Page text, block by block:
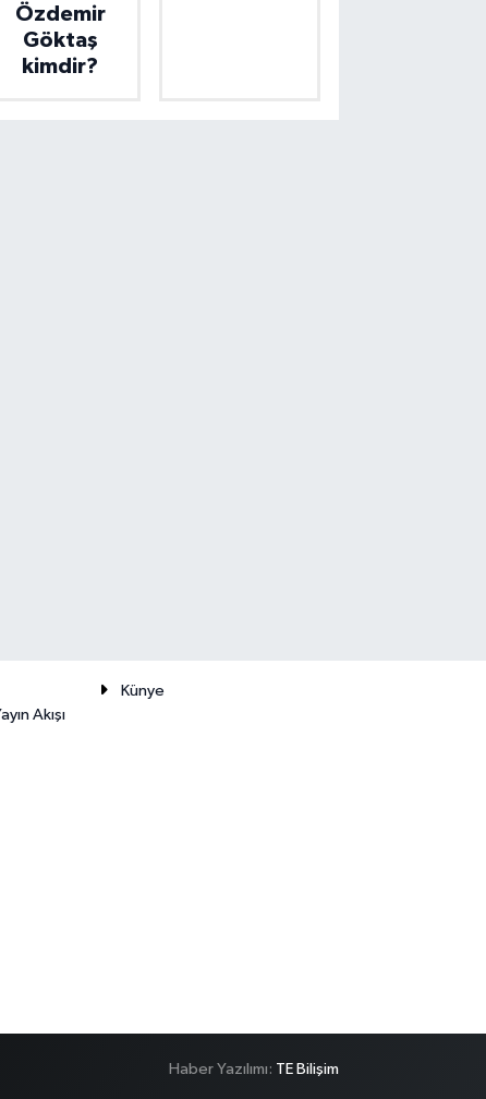
Özdemir
Göktaş
kimdir?
Künye
Akışı
Haber Yazılımı: TE Bilişim